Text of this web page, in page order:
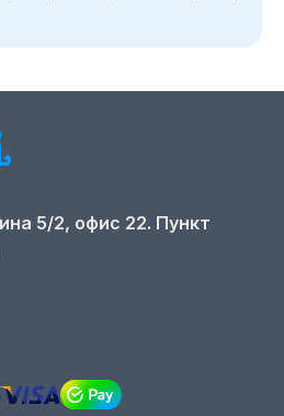
5/2, офис 22. Пункт